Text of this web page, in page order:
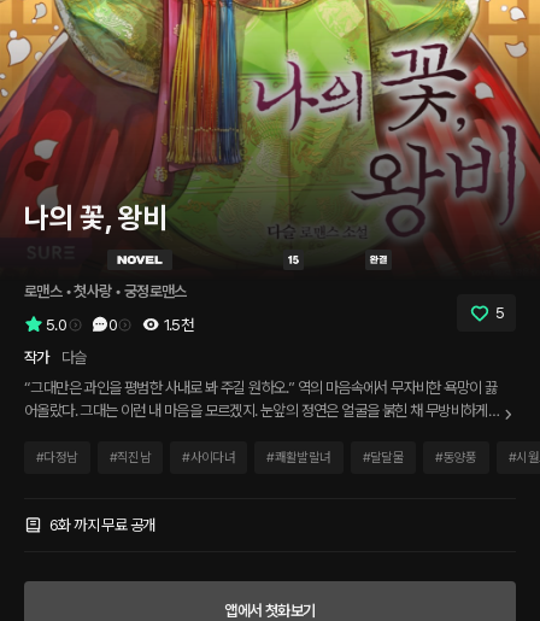
나의 꽃, 왕비
로맨스 • 첫사랑 • 궁정로맨스
5.0
0 1.5천
5
작가
다슬
“그대만은 과인을 평범한 사내로 봐 주길 원하오.” 역의 마음속에서 무자비한 욕망이 끓
어올랐다. 그대는 이런 내 마음을 모르겠지. 눈앞의 정연은 얼굴을 붉힌 채 무방비하게
기까지…….” “…….” “은애하오. 나의 꽃, 왕비.” 그와 보내는 초야에 잔뜩 긴장하며 눈을
까워졌다. “정연아…….” 그가 처음으로 이름을 불러 주었다. 지극히 평범하다고 생각했
#다정남 #직진남 #사이다녀 #쾌활발랄녀 #달달물 #동양풍 #시
6화 까지 무료 공개
앱에서 첫화보기